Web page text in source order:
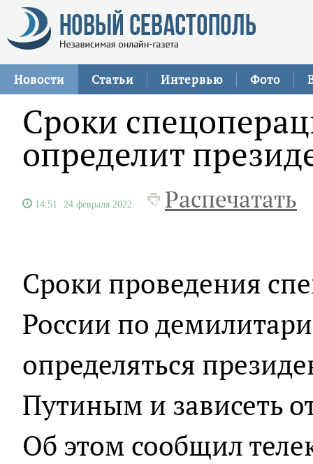
Новости Статьи Интервью Фото
Сроки
определит
14:51 24 февраля 2022 Распечатать
Сроки проведения
России по
определяться
Путиным и зависеть
Об этом сообщил